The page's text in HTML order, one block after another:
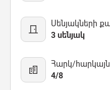
Սենյակների
3 սենյակ
Հարկ/
4/8